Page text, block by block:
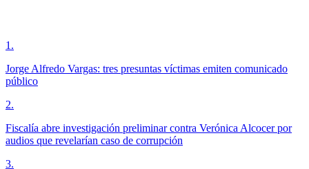
1 .
Jorge Alfredo Vargas: tres presuntas víctimas emiten comunicado
público
2.
Fiscalía abre investigación preliminar contra Verónica Alcocer por
audios que revelarían caso de corrupción
3.